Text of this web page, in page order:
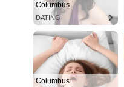
Columbus
DATING
Columbus